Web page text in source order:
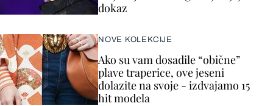
dokaz
NOVE KOLEKCIJE
Ako su vam dosadile “obične”
plave traperice, ove jeseni
dolazite na svoje - izdvajamo 15
hit modela